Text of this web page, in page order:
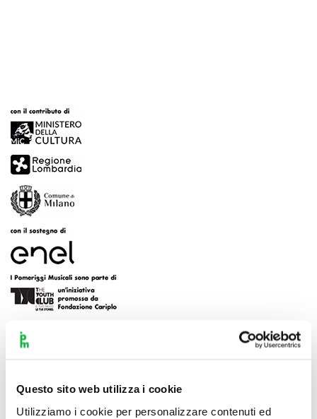
Questo sito web utilizza i cookie
Utilizziamo i cookie per personalizzare contenuti ed